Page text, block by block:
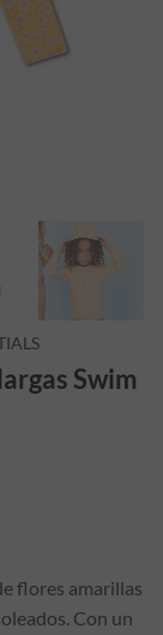
Swim
flores amarillas
Con un